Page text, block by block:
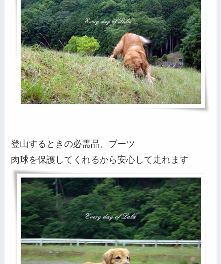
登山するときの必需品、ブーツ
肉球を保護してくれるから安心して走れます